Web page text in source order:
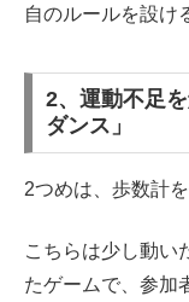
自のルールを設け
2、運動不足
ダンス」
2つめは、歩数計
こちらは少し動い
たゲームで、参加